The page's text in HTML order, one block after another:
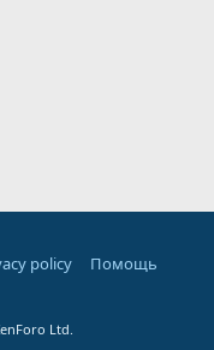
policy
Помощь
Ltd.